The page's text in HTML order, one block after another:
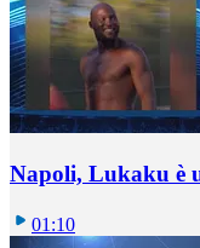
Napoli, Lukaku è
01:10